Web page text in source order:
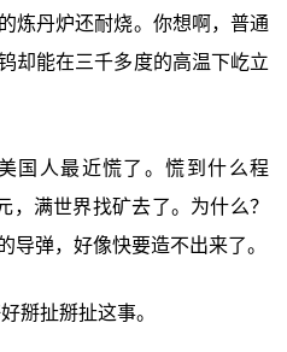
炼丹炉还耐烧。你想啊，普通
却能在三千多度的高温下屹立
国人最近慌了。慌到什么程
，满世界找矿去了。为什么？
弹，好像快要造不出来了。
掰扯掰扯这事。